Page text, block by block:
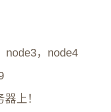
node3，node4
上！